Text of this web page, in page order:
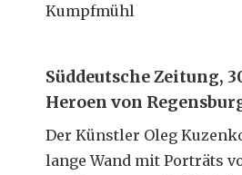
Kumpfmühl
Süddeutsche Zeitung,
Heroen von
Der Künstler Oleg
lange Wand mit Porträts